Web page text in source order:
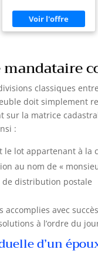
Mat OMC015B01
ranger des outils, des
livres pour cacher le
désordre 【CHARGE
haute résistance. Chaque
25 kg, elle est solide et
accompagne pour des
années à venir
bibliothèque sont
réglables en hauteur,
pratique pour ranger
tailles 【EN MÉTAL】Ce
traité par poudrage. Sa
surface est résistante à la
rouille, à l'huile et aux
traces de doigts. Sa
surface peut être
mandataire
classiques
doit simplement
sur la matrice
:
le lot appartenant à la
au nom de «
de distribution postale
accomplies avec
à l’ordre du
d’un